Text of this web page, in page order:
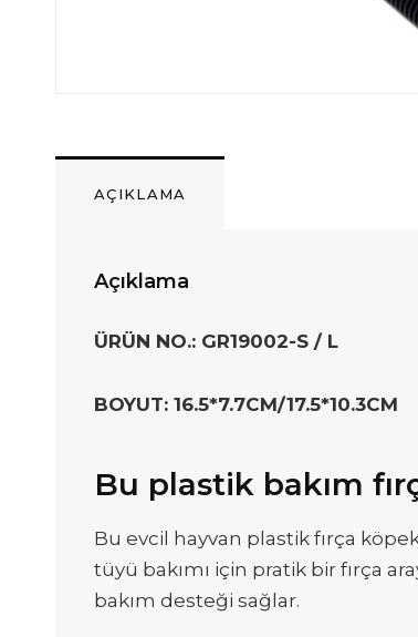
AÇIKLAMA
Açıklama
ÜRÜN NO.: GR19002-S / L
BOYUT: 16.5*7.7CM/17.5*10.3CM
Bu plastik bakım
Bu evcil hayvan plastik fırça
tüyü bakımı için pratik bir fırça
bakım desteği sağlar.